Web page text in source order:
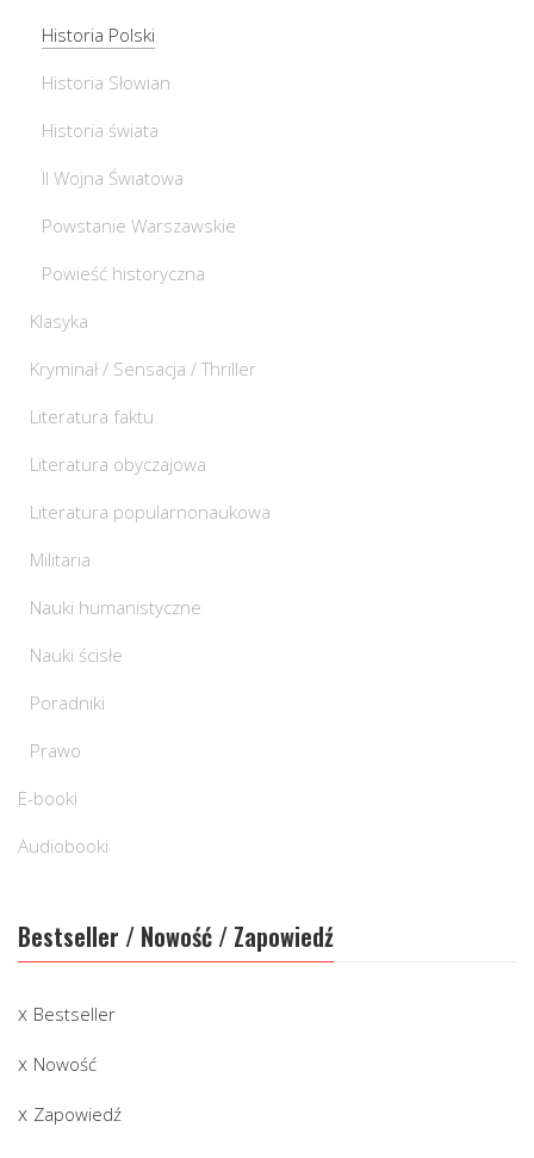
Historia Polski
Historia Słowian
Historia świata
II Wojna Światowa
Powstanie Warszawskie
Powieść historyczna
Klasyka
Kryminał / Sensacja / Thriller
Literatura faktu
Literatura obyczajowa
Literatura popularnonaukowa
Militaria
Nauki humanistyczne
Nauki ścisłe
Poradniki
Prawo
E-booki
Audiobooki
Bestseller / Nowość / Zapowiedź
Bestseller
Nowość
Zapowiedź